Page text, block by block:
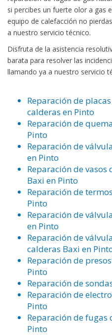
si percibes un fuerte olor a gas
equipo de calefacción no
a nuestro servicio técnico.
Disfruta de la asistencia
barata para resolver las
llamando ya a nuestro servicio
Reparación de
calderas en Pinto
Reparación de
Pinto
Reparación de
en Pinto
Reparación de vasos
Baxi en Pinto
Reparación de
Pinto
Reparación de
en Pinto
Reparación de
calderas Baxi en
Reparación de
Pinto
Reparación de
Reparación de
Pinto
Reparación de fugas
Pinto